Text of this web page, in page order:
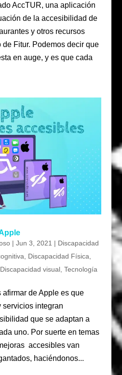
AccTUR, una aplicación
de la accesibilidad de
y otros recursos
Fitur. Podemos decir que
en auge, y es que cada
| Jun 3, 2021 | Discapacidad
, Discapacidad Física,
Discapacidad visual, Tecnología
de Apple es que
servicios integran
que se adaptan a
uno. Por suerte en temas
accesibles van
haciéndonos...